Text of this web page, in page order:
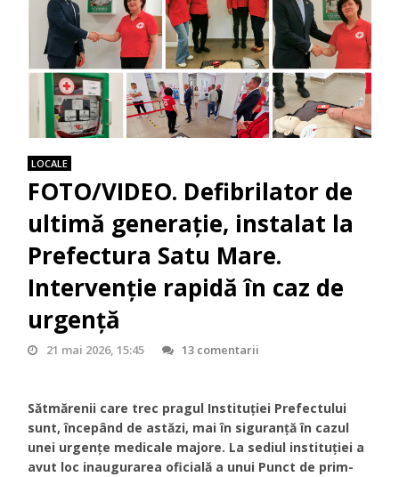
LOCALE
FOTO/VIDEO. Defibrilator de
ultimă generație, instalat la
Prefectura Satu Mare.
Intervenție rapidă în caz de
urgență
21 mai 2026, 15:45 13 comentarii
Sătmărenii care trec pragul Instituției Prefectului
sunt, începând de astăzi, mai în siguranță în cazul
unei urgențe medicale majore. La sediul instituției a
avut loc inaugurarea oficială a unui Punct de prim-